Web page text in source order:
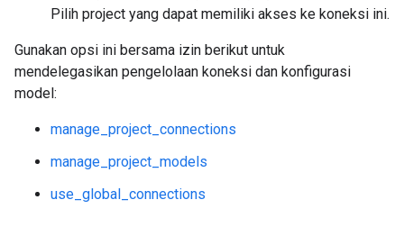
Pilih project yang dapat memiliki akses ke koneksi ini.
Gunakan opsi ini bersama izin berikut untuk
mendelegasikan pengelolaan koneksi dan konfigurasi
model:
manage_project_connections
manage_project_models
use_global_connections